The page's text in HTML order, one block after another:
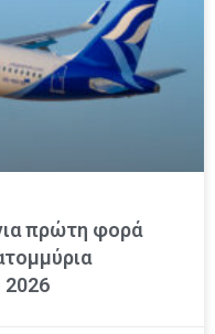
πρώτη φορά
2026